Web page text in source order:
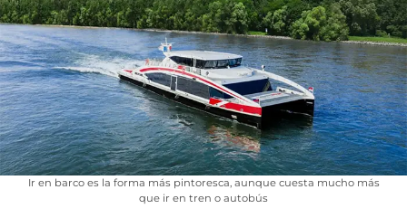
Ir en barco es la forma más pintoresca, aunque cuesta mucho más
que ir en tren o autobús